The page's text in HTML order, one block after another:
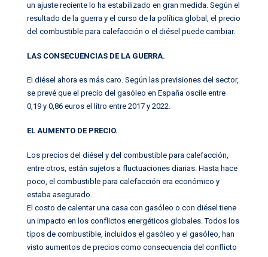
un ajuste reciente lo ha estabilizado en gran medida. Según el
resultado de la guerra y el curso de la política global, el precio
del combustible para calefacción o el diésel puede cambiar.
LAS CONSECUENCIAS DE LA GUERRA.
El diésel ahora es más caro. Según las previsiones del sector,
se prevé que el precio del gasóleo en España oscile entre
0,19 y 0,86 euros el litro entre 2017 y 2022.
EL AUMENTO DE PRECIO.
Los precios del diésel y del combustible para calefacción,
entre otros, están sujetos a fluctuaciones diarias. Hasta hace
poco, el combustible para calefacción era económico y
estaba asegurado.
El costo de calentar una casa con gasóleo o con diésel tiene
un impacto en los conflictos energéticos globales. Todos los
tipos de combustible, incluidos el gasóleo y el gasóleo, han
visto aumentos de precios como consecuencia del conflicto